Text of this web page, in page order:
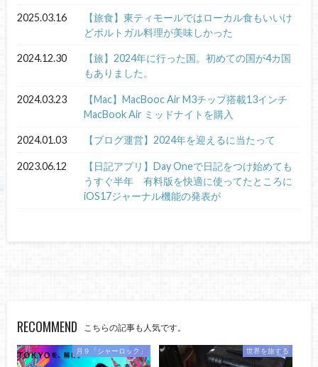
2025.03.16
【旅食】東ティモールではローカル食もいいけ
どポルトガル料理が美味しかった
2024.12.30
【旅】2024年に行った国。初めての国が4カ国
もありました。
2024.03.23
【Mac】MacBooc Air M3チップ搭載13インチ
MacBook Air ミッドナイトを購入
2024.01.03 【ブログ運営】2024年を迎えるに当たって
2023.06.12
【日記アプリ】Day Oneで日記をつけ始めても
うすぐ半年 有料版を快適に使ってたところに
iOS17ジャーナル機能の発表が
RECOMMEND こちらの記事も人気です。
月９「シャーロック」 世界を旅する